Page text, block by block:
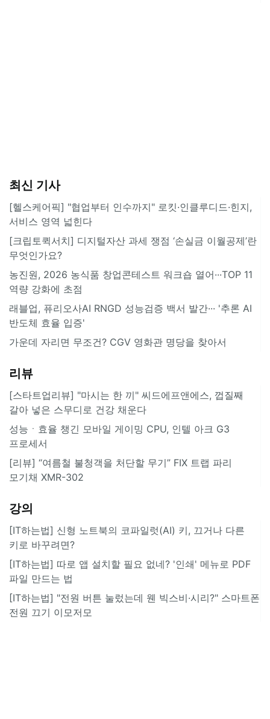
최신 기사
[헬스케어픽] "협업부터 인수까지" 로킷·인클루디드·힌지,
서비스 영역 넓힌다
[크립토퀵서치] 디지털자산 과세 쟁점 ‘손실금 이월공제’란
무엇인가요?
농진원, 2026 농식품 창업콘테스트 워크숍 열어···TOP 11
역량 강화에 초점
래블업, 퓨리오사AI RNGD 성능검증 백서 발간··· '추론 AI
반도체 효율 입증'
가운데 자리면 무조건? CGV 영화관 명당을 찾아서
리뷰
[스타트업리뷰] "마시는 한 끼" 씨드에프앤에스, 껍질째
갈아 넣은 스무디로 건강 채운다
성능ㆍ효율 챙긴 모바일 게이밍 CPU, 인텔 아크 G3
프로세서
[리뷰] “여름철 불청객을 처단할 무기” FIX 트랩 파리
모기채 XMR-302
강의
[IT하는법] 신형 노트북의 코파일럿(AI) 키, 끄거나 다른
키로 바꾸려면?
[IT하는법] 따로 앱 설치할 필요 없네? '인쇄' 메뉴로 PDF
파일 만드는 법
[IT하는법] "전원 버튼 눌렀는데 웬 빅스비·시리?" 스마트폰
전원 끄기 이모저모